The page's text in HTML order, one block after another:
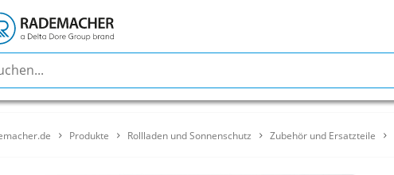
Produkte Rollladen und Sonnenschutz Zubehör und Ersatzteile